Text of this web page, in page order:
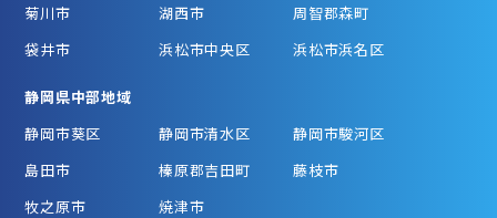
菊川市
湖西市
周智郡森町
袋井市
浜松市中央区 浜松市浜名区
静岡県中部地域
静岡市葵区
静岡市清水区
静岡市駿河区
島田市
榛原郡吉田町
藤枝市
牧之原市
焼津市